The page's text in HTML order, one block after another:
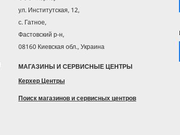
ул. Институтская, 12,
с. Гатное,
Фастовский р-н,
08160 Киевская обл., Украина
МАГАЗИНЫ И СЕРВИСНЫЕ ЦЕНТРЫ
Керхер Центры
Поиск магазинов и сервисных центров